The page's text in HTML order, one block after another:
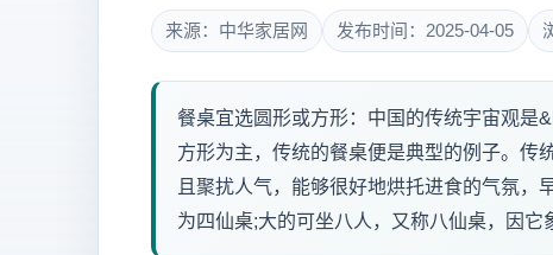
来源：中华家居网 发布时间：2025-04-05
餐桌宜选圆形或方形：中国的传统宇宙观是
方形为主，传统的餐桌便是典型的例子。传
且聚扰人气，能够很好地烘托进食的气氛，
为四仙桌;大的可坐八人，又称八仙桌，因它